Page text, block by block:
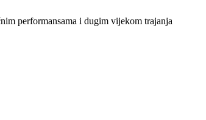
performansama i dugim vijekom trajanja